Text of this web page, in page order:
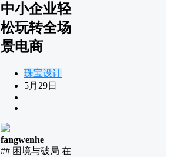
中小企业轻
松玩转全场
景电商
珠宝设计
5月29日
fangwenhe
## 困境与破局 在